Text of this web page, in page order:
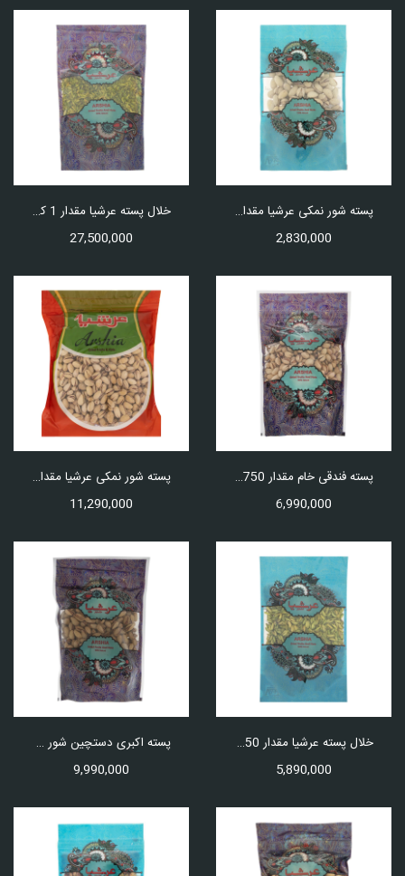
پسته شور نمکی عرشیا مقدار 250 گرم
2,830,000
خلال پسته عرشیا مقدار 1 کیلوگرم
27,500,000
پسته فندقی خام مقدار 750 گرم
6,990,000
پسته شور نمکی عرشیا مقدار 1 کیلوگرم
11,290,000
خلال پسته عرشیا مقدار 250 گرم
5,890,000
پسته اکبری دستچین شور عرشیا 750 گرم
9,990,000